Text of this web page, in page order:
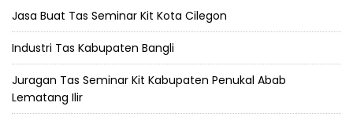
Jasa Buat Tas Seminar Kit Kota Cilegon
Industri Tas Kabupaten Bangli
Juragan Tas Seminar Kit Kabupaten Penukal Abab
Lematang Ilir